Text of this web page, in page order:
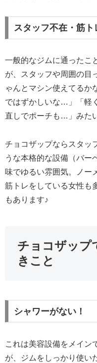
スタッフ不在・筋
一般的なジムに通ったこ
が、スタッフや周囲の目
ゃんとマシン使えてる
ではずかしいな…」「軽
直しでポーチも…」みた
チョコザップならスタッ
うな本格的な設備（バー
味でゆるい雰囲気。ノー
筋トレをしている女性も
もあります♪
チョコザップ
きこと
シャワーがない！
これは美容設備をメイン
が、ジムをしっかり使い